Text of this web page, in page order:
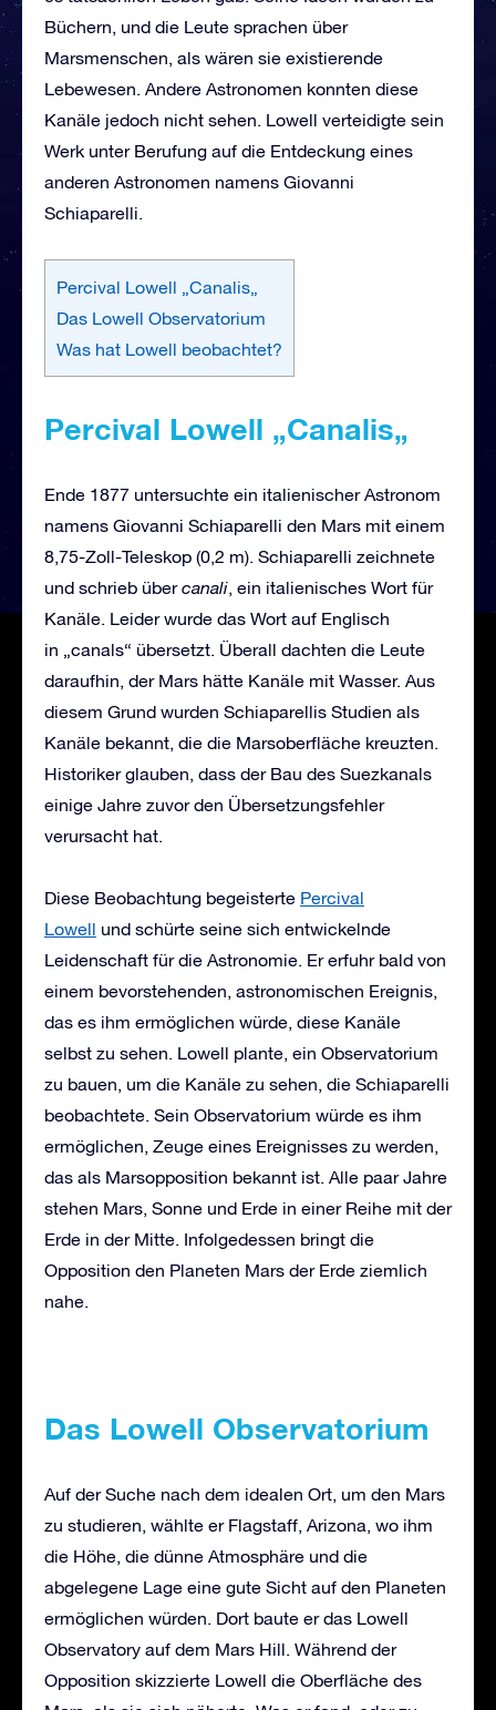
Büchern, und die Leute sprachen über
Marsmenschen, als wären sie existierende
Lebewesen. Andere Astronomen konnten diese
Kanäle jedoch nicht sehen. Lowell verteidigte sein
Werk unter Berufung auf die Entdeckung eines
anderen Astronomen namens Giovanni
Schiaparelli.
Percival Lowell „Canalis„
Das Lowell Observatorium
Was hat Lowell beobachtet?
Percival Lowell „Canalis„
Ende 1877 untersuchte ein italienischer Astronom
namens Giovanni Schiaparelli den Mars mit einem
8,75-Zoll-Teleskop (0,2 m). Schiaparelli zeichnete
und schrieb übercanali, ein italienisches Wort für
Kanäle. Leider wurde das Wort auf Englisch
in „canals“ übersetzt. Überall dachten die Leute
daraufhin, der Mars hätte Kanäle mit Wasser. Aus
diesem Grund wurden Schiaparellis Studien als
Kanäle bekannt, die die Marsoberfläche kreuzten.
Historiker glauben, dass der Bau des Suezkanals
einige Jahre zuvor den Übersetzungsfehler
verursacht hat.
Diese Beobachtung begeisterte Percival
Lowell und schürte seine sich entwickelnde
Leidenschaft für die Astronomie. Er erfuhr bald von
einem bevorstehenden, astronomischen Ereignis,
das es ihm ermöglichen würde, diese Kanäle
selbst zu sehen. Lowell plante, ein Observatorium
zu bauen, um die Kanäle zu sehen, die Schiaparelli
beobachtete. Sein Observatorium würde es ihm
ermöglichen, Zeuge eines Ereignisses zu werden,
das als Marsopposition bekannt ist. Alle paar Jahre
stehen Mars, Sonne und Erde in einer Reihe mit der
Erde in der Mitte. Infolgedessen bringt die
Opposition den Planeten Mars der Erde ziemlich
nahe.
Das Lowell Observatorium
Auf der Suche nach dem idealen Ort, um den Mars
zu studieren, wählte er Flagstaff, Arizona, wo ihm
die Höhe, die dünne Atmosphäre und die
abgelegene Lage eine gute Sicht auf den Planeten
ermöglichen würden. Dort baute er das Lowell
Observatory auf dem Mars Hill. Während der
Opposition skizzierte Lowell die Oberfläche des